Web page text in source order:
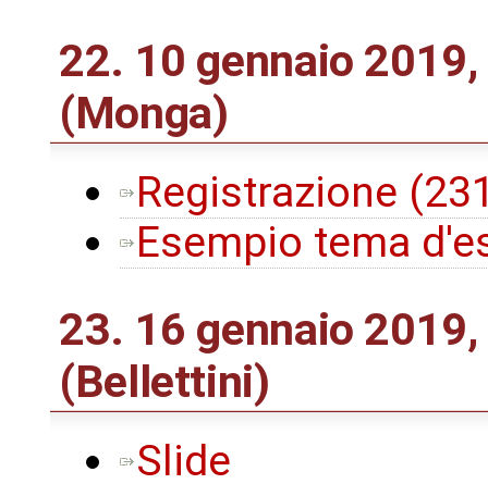
22. 10 gennaio
(Monga)
Registrazione
Esempio tema
23. 16 gennaio
(Bellettini)
Slide